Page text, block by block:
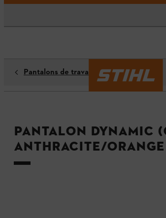
Pantalons de travail
Pantalon DYNAMIC
anthracite/orange